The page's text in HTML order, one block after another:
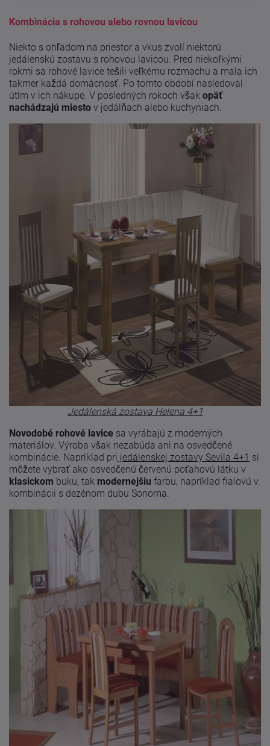
Kombinácia s rohovou alebo rovnou lavicou
Niekto s ohľadom na priestor a vkus zvolí niektorú
jedálenskú zostavu s rohovou lavicou. Pred niekoľkými
rokmi sa rohové lavice tešili veľkému rozmachu a mala ich
takmer každá domácnosť. Po tomto období nasledoval
útlm v ich nákupe. V posledných rokoch však opäť
nachádzajú miesto v jedálňach alebo kuchyniach.
Jedálenská zostava Helena 4+1
Novodobé rohové lavice sa vyrábajú z moderných
materiálov. Výroba však nezabúda ani na osvedčené
kombinácie. Napríklad pri jedálenskej zostavy Sevila 4+1 si
môžete vybrať ako osvedčenú červenú poťahovú látku v
klasickom buku, tak modernejšiu farbu, napríklad fialovú v
kombinácii s dezénom dubu Sonoma.